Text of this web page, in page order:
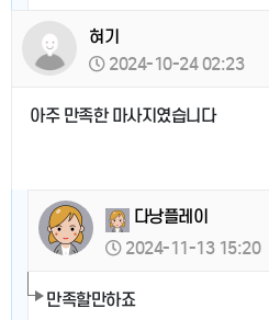
혀기
2024-10-24 02:23
아주 만족한 마사지였습니다
다낭플레이
2024-11-13 15:20
만족할만하죠